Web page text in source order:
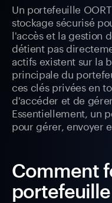
Un portefeuille
stockage sécurisé
l'accès et la gestion
détient pas
actifs existent sur la
principale du
ces clés privées en
d'accéder et de
Essentiellement, un
pour gérer, envoyer
Comment
portefeuille